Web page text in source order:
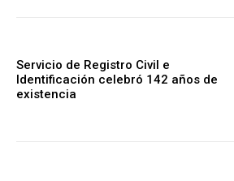
Servicio de Registro Civil e
Identificación celebró 142 años de
existencia